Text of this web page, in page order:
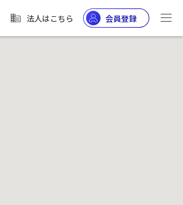
法人はこちら 会員登録